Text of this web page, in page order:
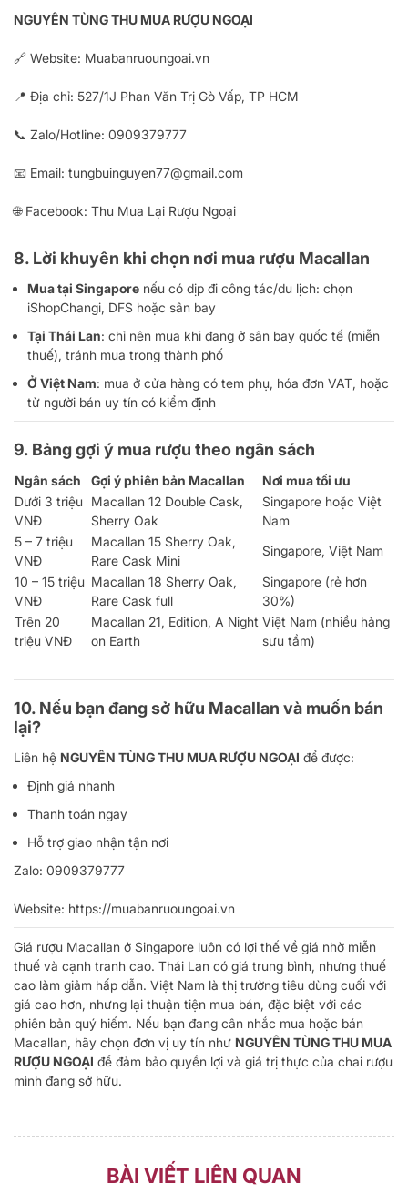
NGUYÊN TÙNG THU MUA RƯỢU NGOẠI
🔗 Website: Muabanruoungoai.vn
📍 Địa chỉ: 527/1J Phan Văn Trị Gò Vấp, TP HCM
📞 Zalo/Hotline: 0909379777
📧 Email: tungbuinguyen77@gmail.com
🌐 Facebook: Thu Mua Lại Rượu Ngoại
8. Lời khuyên khi chọn nơi mua rượu Macallan
Mua tại Singapore nếu có dịp đi công tác/du lịch: chọn
iShopChangi, DFS hoặc sân bay
Tại Thái Lan: chỉ nên mua khi đang ở sân bay quốc tế (miễn
thuế), tránh mua trong thành phố
Ở Việt Nam: mua ở cửa hàng có tem phụ, hóa đơn VAT, hoặc
từ người bán uy tín có kiểm định
9. Bảng gợi ý mua rượu theo ngân sách
Ngân sách Gợi ý phiên bản Macallan
Nơi mua tối ưu
Dưới 3 triệu
VNĐ
Macallan 12 Double Cask,
Sherry Oak
Singapore hoặc Việt
Nam
5 – 7 triệu
VNĐ
Macallan 15 Sherry Oak,
Rare Cask Mini
Singapore, Việt Nam
10 – 15 triệu
VNĐ
Macallan 18 Sherry Oak,
Rare Cask full
Singapore (rẻ hơn
30%)
Trên 20
triệu VNĐ
Macallan 21, Edition, A Night
on Earth
Việt Nam (nhiều hàng
sưu tầm)
10. Nếu bạn đang sở hữu Macallan và muốn bán
lại?
Liên hệ NGUYÊN TÙNG THU MUA RƯỢU NGOẠI để được:
Định giá nhanh
Thanh toán ngay
Hỗ trợ giao nhận tận nơi
Zalo: 0909379777
Website: https://muabanruoungoai.vn
Giá rượu Macallan ở Singapore luôn có lợi thế về giá nhờ miễn
thuế và cạnh tranh cao. Thái Lan có giá trung bình, nhưng thuế
cao làm giảm hấp dẫn. Việt Nam là thị trường tiêu dùng cuối với
giá cao hơn, nhưng lại thuận tiện mua bán, đặc biệt với các
phiên bản quý hiếm. Nếu bạn đang cân nhắc mua hoặc bán
Macallan, hãy chọn đơn vị uy tín như NGUYÊN TÙNG THU MUA
RƯỢU NGOẠI để đảm bảo quyền lợi và giá trị thực của chai rượu
mình đang sở hữu.
BÀI VIẾT LIÊN QUAN